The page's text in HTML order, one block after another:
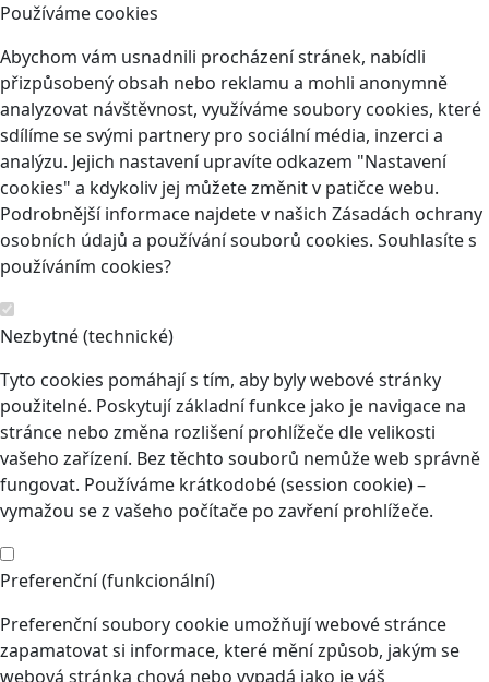
Používáme cookies
Abychom vám usnadnili procházení stránek, nabídli
přizpůsobený obsah nebo reklamu a mohli anonymně
analyzovat návštěvnost, využíváme soubory cookies, které
sdílíme se svými partnery pro sociální média, inzerci a
analýzu. Jejich nastavení upravíte odkazem "Nastavení
cookies" a kdykoliv jej můžete změnit v patičce webu.
Podrobnější informace najdete v našich Zásadách ochrany
osobních údajů a používání souborů cookies. Souhlasíte s
používáním cookies?
Nezbytné (technické)
Tyto cookies pomáhají s tím, aby byly webové stránky
použitelné. Poskytují základní funkce jako je navigace na
stránce nebo změna rozlišení prohlížeče dle velikosti
vašeho zařízení. Bez těchto souborů nemůže web správně
fungovat. Používáme krátkodobé (session cookie) –
vymažou se z vašeho počítače po zavření prohlížeče.
Preferenční (funkcionální)
Preferenční soubory cookie umožňují webové stránce
zapamatovat si informace, které mění způsob, jakým se
webová stránka chová nebo vypadá jako je váš